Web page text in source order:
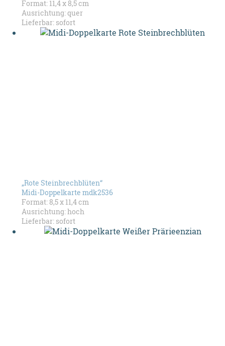
Format: 11,4 x 8,5 cm
Ausrichtung: quer
Lieferbar: sofort
„Rote Steinbrechblüten“
Midi-Doppelkarte mdk2536
Format: 8,5 x 11,4 cm
Ausrichtung: hoch
Lieferbar: sofort